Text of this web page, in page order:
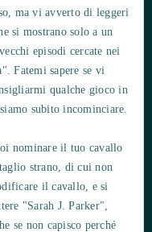
ma vi avverto di leggeri
si mostrano solo a un
episodi cercate nei
Fatemi sapere se vi
qualche gioco in
subito incominciare.
nominare il tuo cavallo
strano, di cui non
il cavallo, e si
"Sarah J. Parker",
se non capisco perché